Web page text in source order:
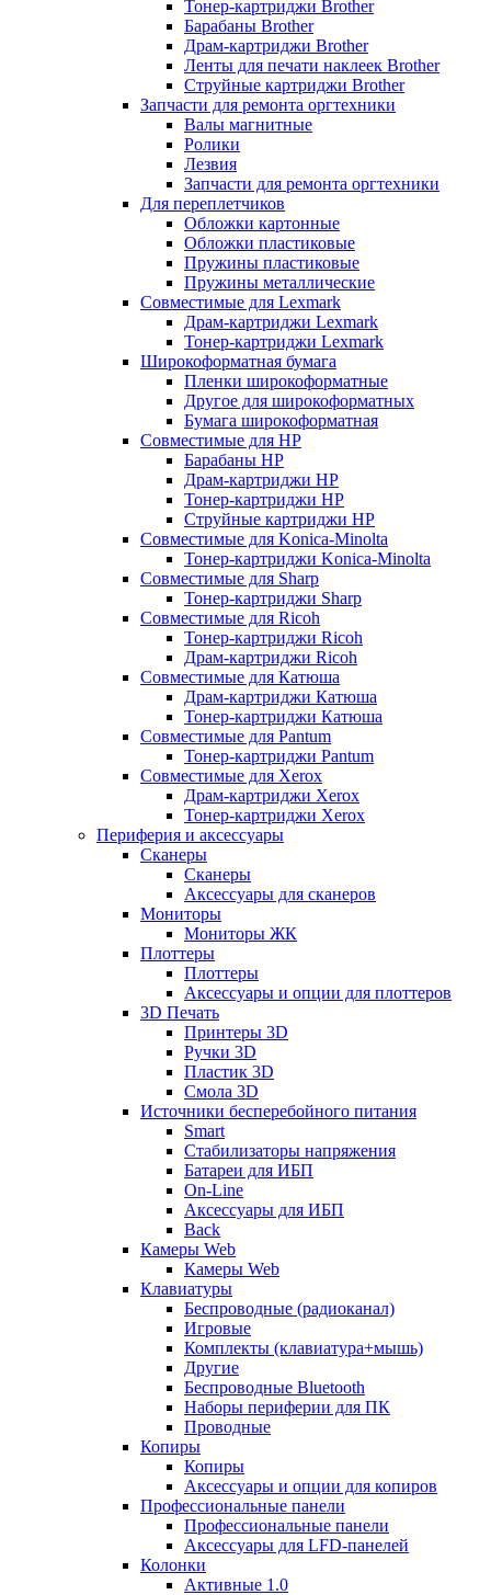
Тонер-картриджи Brother
Барабаны Brother
Драм-картриджи Brother
Ленты для печати наклеек Brother
Струйные картриджи Brother
Запчасти для ремонта оргтехники
Валы магнитные
Ролики
Лезвия
Запчасти для ремонта оргтехники
Для переплетчиков
Обложки картонные
Обложки пластиковые
Пружины пластиковые
Пружины металлические
Совместимые для Lexmark
Драм-картриджи Lexmark
Тонер-картриджи Lexmark
Широкоформатная бумага
Пленки широкоформатные
Другое для широкоформатных
Бумага широкоформатная
Совместимые для HP
Барабаны HP
Драм-картриджи HP
Тонер-картриджи HP
Струйные картриджи HP
Совместимые для Konica-Minolta
Тонер-картриджи Konica-Minolta
Совместимые для Sharp
Тонер-картриджи Sharp
Совместимые для Ricoh
Тонер-картриджи Ricoh
Драм-картриджи Ricoh
Совместимые для Катюша
Драм-картриджи Катюша
Тонер-картриджи Катюша
Совместимые для Pantum
Тонер-картриджи Pantum
Совместимые для Xerox
Драм-картриджи Xerox
Тонер-картриджи Xerox
Периферия и аксессуары
Сканеры
Сканеры
Аксессуары для сканеров
Мониторы
Мониторы ЖК
Плоттеры
Плоттеры
Аксессуары и опции для плоттеров
3D Печать
Принтеры 3D
Ручки 3D
Пластик 3D
Смола 3D
Источники бесперебойного питания
Smart
Стабилизаторы напряжения
Батареи для ИБП
On-Line
Аксессуары для ИБП
Back
Камеры Web
Камеры Web
Клавиатуры
Беспроводные (радиоканал)
Игровые
Комплекты (клавиатура+мышь)
Другие
Беспроводные Bluetooth
Наборы периферии для ПК
Проводные
Копиры
Копиры
Аксессуары и опции для копиров
Профессиональные панели
Профессиональные панели
Аксессуары для LFD-панелей
Колонки
Активные 1.0